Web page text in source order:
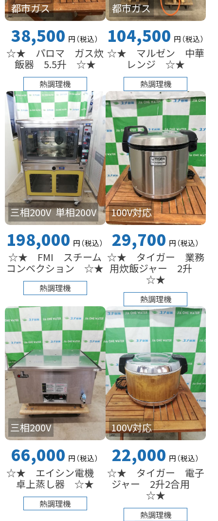
都市ガス
38,500 円（税込）
☆★ パロマ ガス炊
飯器 5.5升 ☆★
熱調理機
都市ガス
104,500 円（税込）
☆★ マルゼン 中華
レンジ ☆★
熱調理機
単相200V
三相200V
198,000 円（税込）
☆★ FMI スチーム
コンベクション ☆★
熱調理機
100V対応
29,700 円（税込）
☆★ タイガー 業務
用炊飯ジャー 2升
☆★
熱調理機
三相200V
66,000 円（税込）
☆★ エイシン電機
卓上蒸し器 ☆★
熱調理機
100V対応
22,000 円（税込）
☆★ タイガー 電子
ジャー 2升2合用
☆★
熱調理機